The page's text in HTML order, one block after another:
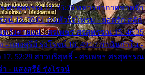
ศรสุพรรณ 12. 35:26 ทหารอากาศขาดรัก
จน์ 13. 39:01 คนหัวใจโทรม - ยอดรัก สลัก
อ้หวังตายแน่ - ศรเพชร ศรสุพรรณ 15. 46:35
- แสงสุรีย์ รุ่งโรจน์ 16. 49:57 กำนันกำใน -
17. 52:29 สาวบริสุทธิ์ - ศรเพชร ศรสุพรรณ
า - แสงสุรีย์ รุ่งโรจน์